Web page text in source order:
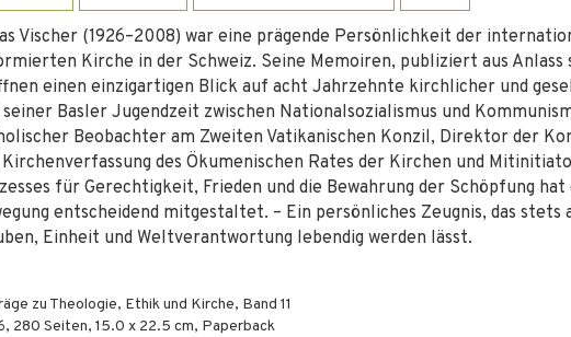
Vischer (1926–2008) war eine prägende Persönlichkeit der
Kirche in der Schweiz. Seine Memoiren, publiziert aus Anlass
einen einzigartigen Blick auf acht Jahrzehnte kirchlicher und
Basler Jugendzeit zwischen Nationalsozialismus und
Beobachter am Zweiten Vatikanischen Konzil, Direktor der
Kirchenverfassung des Ökumenischen Rates der Kirchen und
für Gerechtigkeit, Frieden und die Bewahrung der Schöpfung
entscheidend mitgestaltet. – Ein persönliches Zeugnis, das stets
Einheit und Weltverantwortung lebendig werden lässt.
zu Theologie, Ethik und Kirche, Band 11
, 280 Seiten, 15.0 x 22.5 cm, Paperback